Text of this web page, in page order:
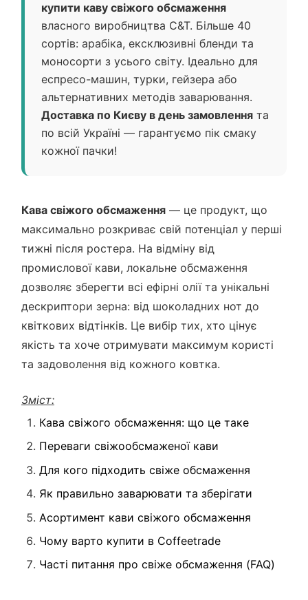
купити каву свіжого обсмаження
власного виробництва C&T. Більше 40
сортів: арабіка, ексклюзивні бленди та
моносорти з усього світу. Ідеально для
еспресо-машин, турки, гейзера або
альтернативних методів заварювання.
Доставка по Києву в день замовлення та
по всій Україні — гарантуємо пік смаку
кожної пачки!
Кава свіжого обсмаження — це продукт, що
максимально розкриває свій потенціал у перші
тижні після ростера. На відміну від
промислової кави, локальне обсмаження
дозволяє зберегти всі ефірні олії та унікальні
дескриптори зерна: від шоколадних нот до
квіткових відтінків. Це вибір тих, хто цінує
якість та хоче отримувати максимум користі
та задоволення від кожного ковтка.
Зміст:
Кава свіжого обсмаження: що це таке
Переваги свіжообсмаженої кави
Для кого підходить свіже обсмаження
Як правильно заварювати та зберігати
Асортимент кави свіжого обсмаження
Чому варто купити в Coffeetrade
Часті питання про свіже обсмаження (FAQ)